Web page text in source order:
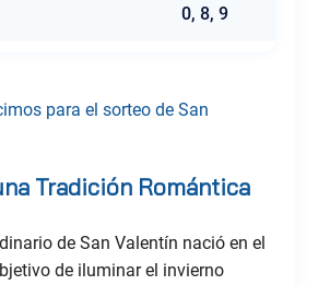
0, 8, 9
para el sorteo de San
Tradición Romántica
de San Valentín nació en el
de iluminar el invierno